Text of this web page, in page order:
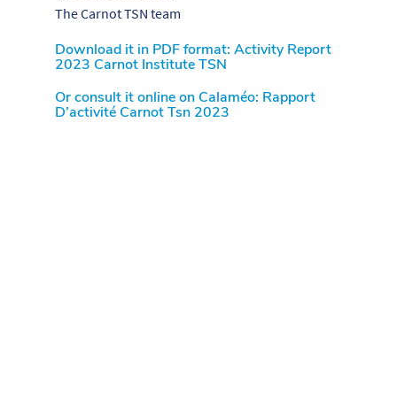
The Carnot TSN team
Download it in PDF format: Activity Report
2023 Carnot InstituteTSN
Or consult it online on Calaméo: Rapport
D’activité Carnot Tsn 2023